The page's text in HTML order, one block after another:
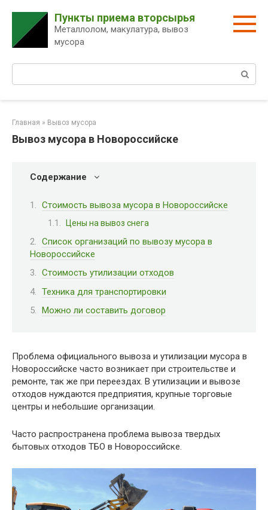
контенту
Пункты приема вторсырья
Металлолом, макулатура, вывоз
мусора
Главная » Вывоз мусора
Вывоз мусора в Новороссийске
Содержание
Стоимость вывоза мусора в Новороссийске
Цены на вывоз снега
Список организаций по вывозу мусора в
Новороссийске
Стоимость утилизации отходов
Техника для транспортировки
Можно ли составить договор
Проблема официального вывоза и утилизации мусора в
Новороссийске часто возникает при строительстве и
ремонте, так же при переездах. В утилизации и вывозе
отходов нуждаются предприятия, крупные торговые
центры и небольшие организации.
Часто распространена проблема вывоза твердых
бытовых отходов ТБО в Новороссийске.